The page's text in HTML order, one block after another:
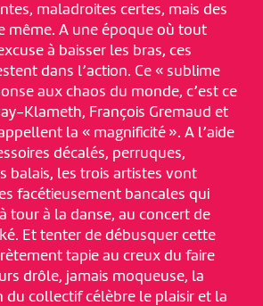
maladroites certes, mais des
même. A une époque où tout
à baisser les bras, ces
dans l’action. Ce « sublime
aux chaos du monde, c’est ce
Klameth, François Gremaud et
la « magnificité ». A l’aide
décalés, perruques,
balais, les trois artistes vont
facétieusement bancales qui
tour à la danse, au concert de
Et tenter de débusquer cette
tapie au creux du faire
drôle, jamais moqueuse, la
du collectif célèbre le plaisir et la